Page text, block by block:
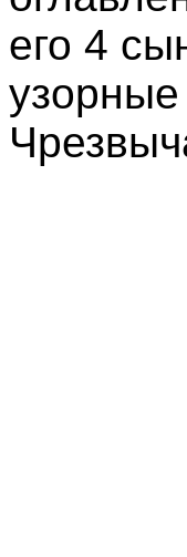
его 4